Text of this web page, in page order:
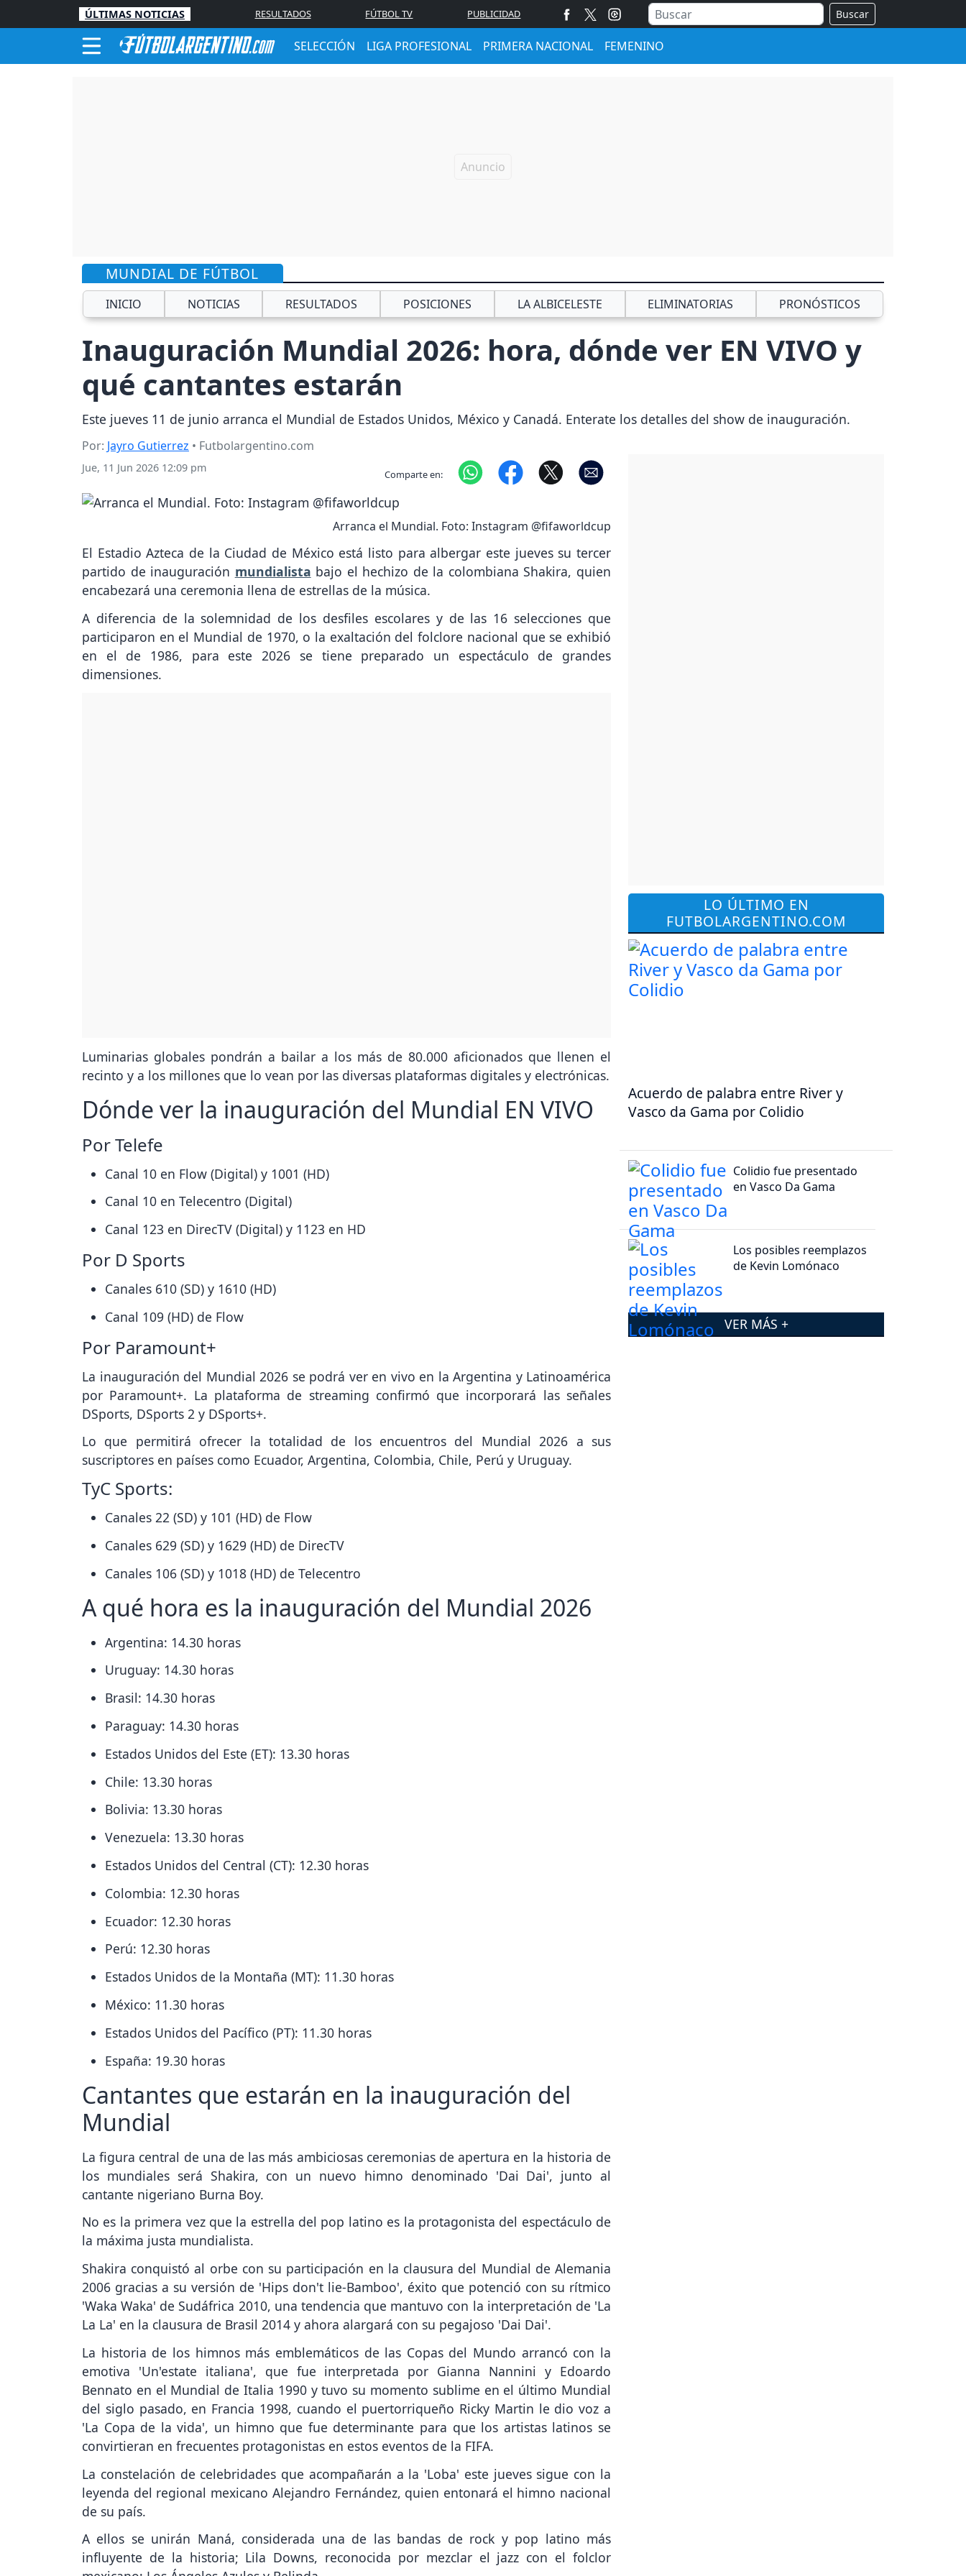
ÚLTIMAS NOTICIAS RESULTADOS FÚTBOL TV PUBLICIDAD Buscar
SELECCIÓN LIGA PROFESIONAL PRIMERA NACIONAL FEMENINO
MUNDIAL DE FÚTBOL
INICIO NOTICIAS RESULTADOS POSICIONES LA ALBICELESTE ELIMINATORIAS PRONÓSTICOS
Inauguración Mundial 2026: hora, dónde ver EN VIVO y
qué cantantes estarán
Este jueves 11 de junio arranca el Mundial de Estados Unidos, México y Canadá. Enterate los detalles del show de inauguración.
Por: Jayro Gutierrez • Futbolargentino.com
Jue, 11 Jun 2026 12:09 pm Comparte en:
Arranca el Mundial. Foto: Instagram @fifaworldcup
El Estadio Azteca de la Ciudad de México está listo para albergar este jueves su tercer
partido de inauguración mundialista bajo el hechizo de la colombiana Shakira, quien
encabezará una ceremonia llena de estrellas de la música.
A diferencia de la solemnidad de los desfiles escolares y de las 16 selecciones que
participaron en el Mundial de 1970, o la exaltación del folclore nacional que se exhibió
en el de 1986, para este 2026 se tiene preparado un espectáculo de grandes
dimensiones.
Luminarias globales pondrán a bailar a los más de 80.000 aficionados que llenen el
recinto y a los millones que lo vean por las diversas plataformas digitales y electrónicas.
Dónde ver la inauguración del Mundial EN VIVO
Por Telefe
Canal 10 en Flow (Digital) y 1001 (HD)
Canal 10 en Telecentro (Digital)
Canal 123 en DirecTV (Digital) y 1123 en HD
Por D Sports
Canales 610 (SD) y 1610 (HD)
Canal 109 (HD) de Flow
Por Paramount+
La inauguración del Mundial 2026 se podrá ver en vivo en la Argentina y Latinoamérica
por Paramount+. La plataforma de streaming confirmó que incorporará las señales
DSports, DSports 2 y DSports+.
Lo que permitirá ofrecer la totalidad de los encuentros del Mundial 2026 a sus
suscriptores en países como Ecuador, Argentina, Colombia, Chile, Perú y Uruguay.
TyC Sports:
Canales 22 (SD) y 101 (HD) de Flow
Canales 629 (SD) y 1629 (HD) de DirecTV
Canales 106 (SD) y 1018 (HD) de Telecentro
A qué hora es la inauguración del Mundial 2026
Argentina: 14.30 horas
Uruguay: 14.30 horas
Brasil: 14.30 horas
Paraguay: 14.30 horas
Estados Unidos del Este (ET): 13.30 horas
Chile: 13.30 horas
Bolivia: 13.30 horas
Venezuela: 13.30 horas
Estados Unidos del Central (CT): 12.30 horas
Colombia: 12.30 horas
Ecuador: 12.30 horas
Perú: 12.30 horas
Estados Unidos de la Montaña (MT): 11.30 horas
México: 11.30 horas
Estados Unidos del Pacífico (PT): 11.30 horas
España: 19.30 horas
Cantantes que estarán en la inauguración del
Mundial
La figura central de una de las más ambiciosas ceremonias de apertura en la historia de
los mundiales será Shakira, con un nuevo himno denominado 'Dai Dai', junto al
cantante nigeriano Burna Boy.
No es la primera vez que la estrella del pop latino es la protagonista del espectáculo de
la máxima justa mundialista.
Shakira conquistó al orbe con su participación en la clausura del Mundial de Alemania
2006 gracias a su versión de 'Hips don't lie-Bamboo', éxito que potenció con su rítmico
'Waka Waka' de Sudáfrica 2010, una tendencia que mantuvo con la interpretación de 'La
La La' en la clausura de Brasil 2014 y ahora alargará con su pegajoso 'Dai Dai'.
La historia de los himnos más emblemáticos de las Copas del Mundo arrancó con la
emotiva 'Un'estate italiana', que fue interpretada por Gianna Nannini y Edoardo
Bennato en el Mundial de Italia 1990 y tuvo su momento sublime en el último Mundial
del siglo pasado, en Francia 1998, cuando el puertorriqueño Ricky Martin le dio voz a
'La Copa de la vida', un himno que fue determinante para que los artistas latinos se
convirtieran en frecuentes protagonistas en estos eventos de la FIFA.
La constelación de celebridades que acompañarán a la 'Loba' este jueves sigue con la
leyenda del regional mexicano Alejandro Fernández, quien entonará el himno nacional
de su país.
A ellos se unirán Maná, considerada una de las bandas de rock y pop latino más
influyente de la historia; Lila Downs, reconocida por mezclar el jazz con el folclor
LO ÚLTIMO EN
FUTBOLARGENTINO.COM
Acuerdo de palabra entre River y
Vasco da Gama por Colidio
Colidio fue presentado
en Vasco Da Gama
Los posibles reemplazos
de Kevin Lomónaco
VER MÁS +